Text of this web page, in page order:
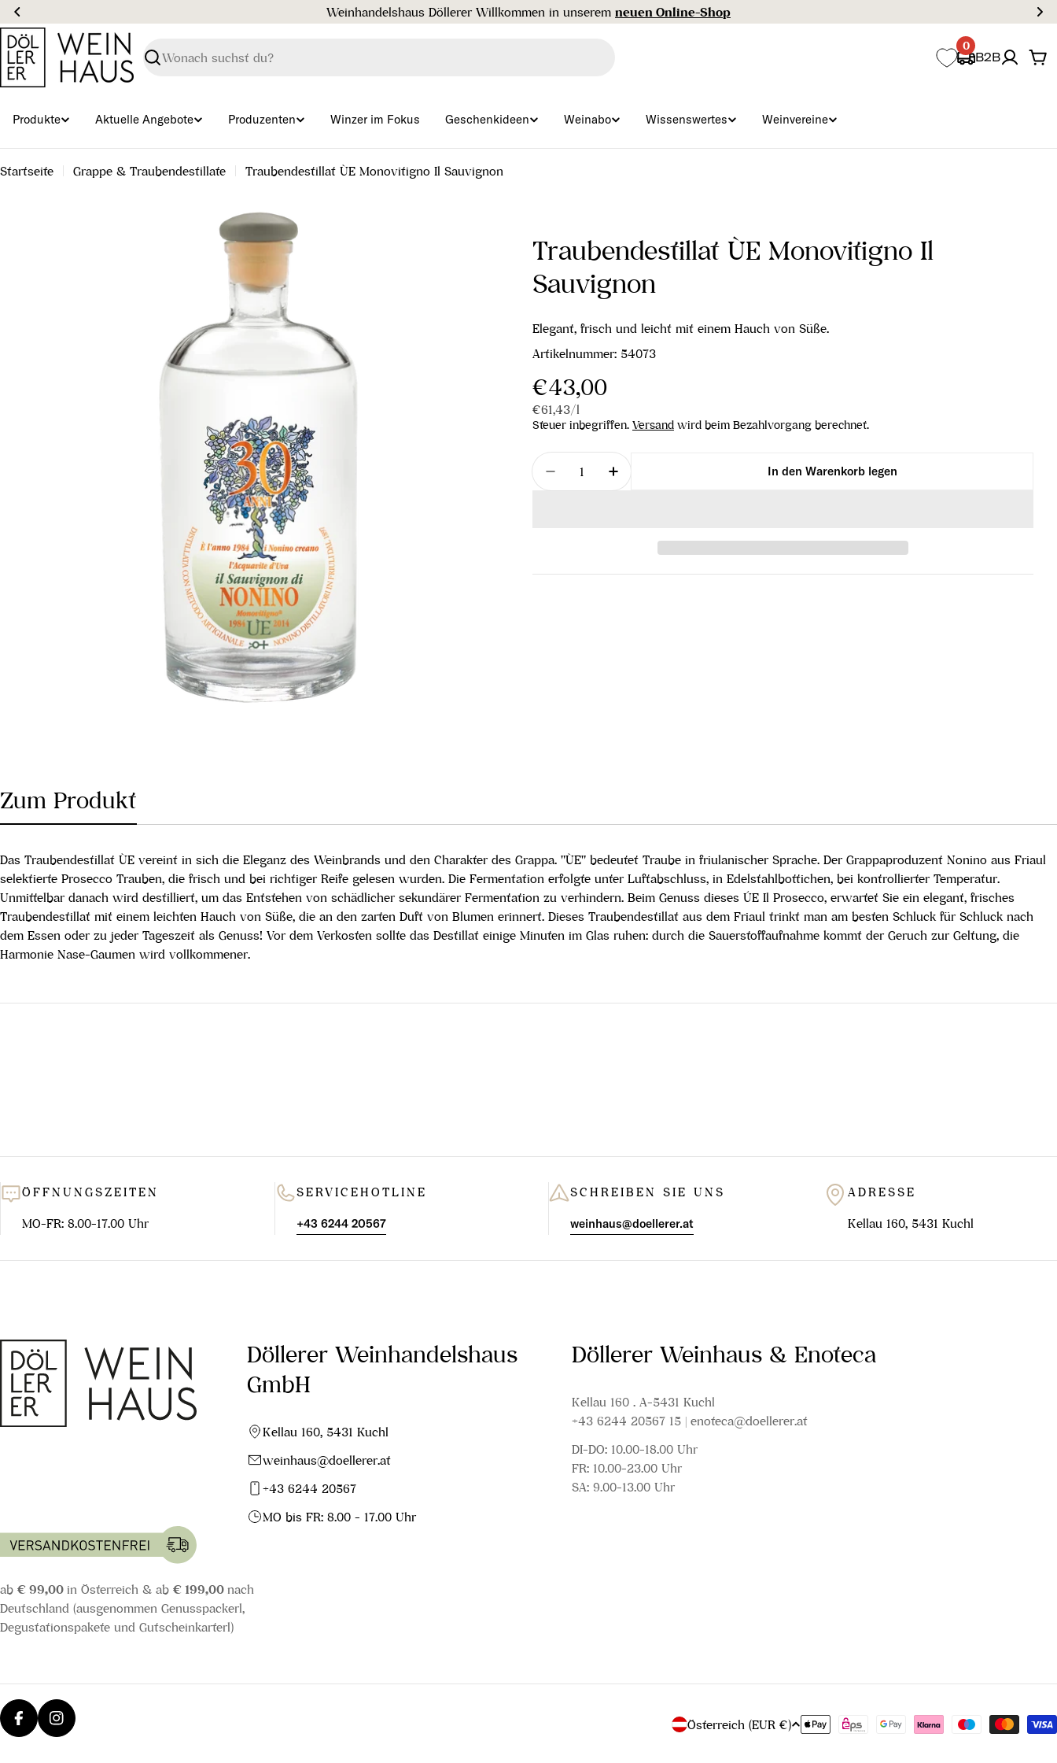
Zum
Inhalt
springen
Gratisversand ab € 99 🇦🇹
Suchen
0
B2B
Produkte Aktuelle Angebote Produzenten Winzer im Fokus Geschenkideen Weinabo Wissenswertes Weinvereine
Startseite Grappe & Traubendestillate Traubendestillat ÙE Monovitigno Il Sauvignon
Traubendestillat ÙE Monovitigno Il
Sauvignon
Elegant, frisch und leicht mit einem Hauch von Süße.
Artikelnummer: 54073
Regulärer
Preis
€43,00
Stückpreis
€61,43/pro
l
Steuer inbegriffen. Versand wird beim Bezahlvorgang berechnet.
Menge
Menge für Traubendestillat ÙE Monovitigno Il Sauvignon verringern
Menge für Traubendestillat ÙE Monovitigno Il Sauvignon erhöhen
In den Warenkorb legen
Zum Produkt
Das Traubendestillat ÙE vereint in sich die Eleganz des Weinbrands und den Charakter des Grappa. "ÙE" bedeutet Traube in friulanischer Sprache. Der Grappaproduzent Nonino aus Friaul
selektierte Prosecco Trauben, die frisch und bei richtiger Reife gelesen wurden. Die Fermentation erfolgte unter Luftabschluss, in Edelstahlbottichen, bei kontrollierter Temperatur.
Unmittelbar danach wird destilliert, um das Entstehen von schädlicher sekundärer Fermentation zu verhindern. Beim Genuss dieses ÚE Il Prosecco, erwartet Sie ein elegant, frisches
Traubendestillat mit einem leichten Hauch von Süße, die an den zarten Duft von Blumen erinnert. Dieses Traubendestillat aus dem Friaul trinkt man am besten Schluck für Schluck nach
dem Essen oder zu jeder Tageszeit als Genuss! Vor dem Verkosten sollte das Destillat einige Minuten im Glas ruhen: durch die Sauerstoffaufnahme kommt der Geruch zur Geltung, die
Harmonie Nase-Gaumen wird vollkommener.
ÖFFNUNGSZEITEN
MO-FR: 8.00-17.00 Uhr
SERVICEHOTLINE
+43 6244 20567
SCHREIBEN SIE UNS
weinhaus@doellerer.at
ADRESSE
Kellau 160, 5431 Kuchl
Döllerer Weinhandelshaus
GmbH
Kellau 160, 5431 Kuchl
weinhaus@doellerer.at
+43 6244 20567
MO bis FR: 8.00 - 17.00 Uhr
Döllerer Weinhaus & Enoteca
Kellau 160 . A-5431 Kuchl
+43 6244 20567 15 | enoteca@doellerer.at
DI-DO: 10.00-18.00 Uhr
FR: 10.00-23.00 Uhr
SA: 9.00-13.00 Uhr
ab € 99,00 in Österreich & ab € 199,00 nach
Deutschland (ausgenommen Genusspackerl,
Degustationspakete und Gutscheinkarterl)
L
Österreich (EUR €) Zahlungsmethoden
FacebookInstagram